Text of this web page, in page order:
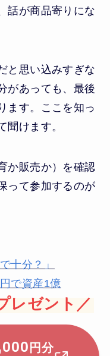
話が商品寄りにな
と思い込みすぎな
があっても、最後
ます。ここを知っ
聞けます。
か販売か）を確認
って参加するのが
十分？」
で資産1億
レゼント／
円分